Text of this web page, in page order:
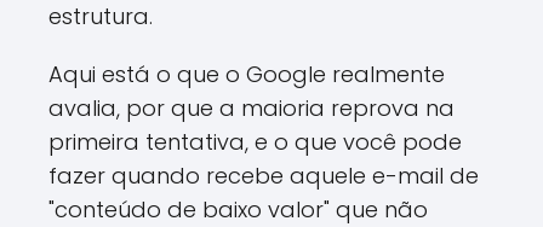
estrutura.
Aqui está o que o Google realmente
avalia, por que a maioria reprova na
primeira tentativa, e o que você pode
fazer quando recebe aquele e-mail de
"conteúdo de baixo valor" que não